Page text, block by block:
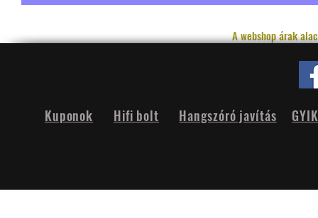
A webshop árak
Hifi bolt
Kuponok Hangszóró javítás GYIK